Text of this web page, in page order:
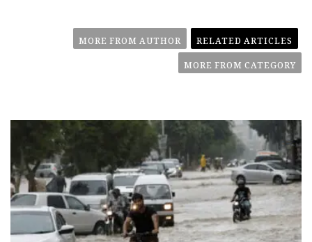
RELATED ARTICLES
MORE FROM AUTHOR
MORE FROM CATEGORY